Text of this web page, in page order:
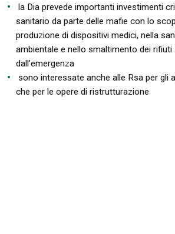
la Dia prevede importanti investimenti
sanitario da parte delle mafie con lo
produzione di dispositivi medici, nella
ambientale e nello smaltimento dei
dall’emergenza
sono interessate anche alle Rsa per gli
che per le opere di ristrutturazione